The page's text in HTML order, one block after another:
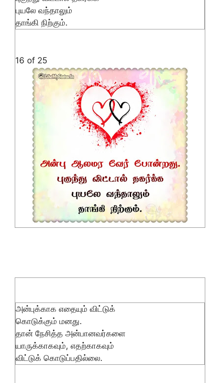
புயலே வந்தாலும்
தாங்கி நிற்கும்.
16 of 25
அன்புக்காக எதையும் விட்டுக்
கொடுக்கும் மனது.
தான் நேசித்த அன்பானவர்களை
யாருக்காகவும், எதற்காகவும்
விட்டுக் கொடுப்பதில்லை.